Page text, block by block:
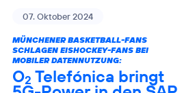
07. Oktober 2024
MÜNCHENER BASKETBALL-FANS
SCHLAGEN EISHOCKEY-FANS BEI
MOBILER DATENNUTZUNG:
O2 Telefónica bringt